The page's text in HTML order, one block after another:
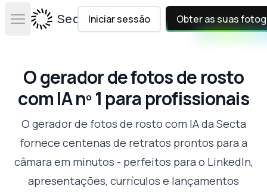
Open main menuSecta Labs
Iniciar sessão Obter as suas
O gerador de fotos de rosto
com IA nº 1 para profissionais
O gerador de fotos de rosto com IA da Secta
fornece centenas de retratos prontos para a
câmara em minutos - perfeitos para o LinkedIn,
apresentações, currículos e lançamentos